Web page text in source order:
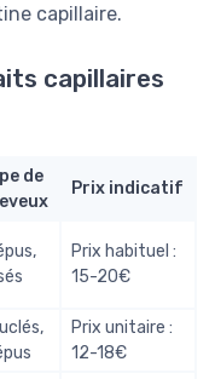
capillaire.
capillaires
de
Prix indicatif
Prix habituel :
15-20€
Prix unitaire :
12-18€